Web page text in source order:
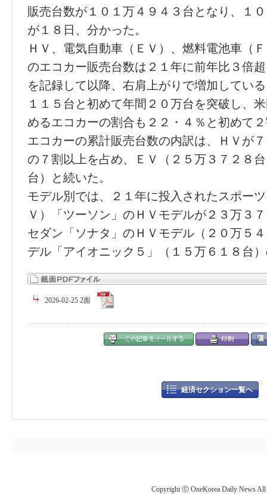
販売台数が１０１万４９４３台となり、１
が１８日、分かった。
ＨＶ、電気自動車（ＥＶ）、燃料電池車（
のエコカー販売台数は２１年に前年比３倍
を記録して以降、右肩上がりで増加してい
１１５台と初めて年間２０万台を突破し、
めるエコカーの割合も２２・４％と初めて
エコカーの累計販売台数の内訳は、ＨＶが
の７割以上を占め、ＥＶ（２５万３７２８
台）と続いた。
モデル別では、２１年に投入されたスポー
Ｖ）「ツーソン」のＨＶモデルが２３万３
セダン「ソナタ」のＨＶモデル（２０万５
デル「アイオニック５」（１５万６１８台
2026-02-25 2面
経済セクション一覧へ
Copyright ⓒ OneKorea Daily News All